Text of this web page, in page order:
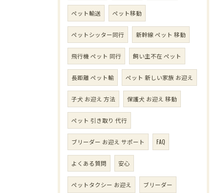
ペット輸送 ペット移動
ペットシッター同行 新幹線 ペット 移動
飛行機 ペット 同行 飼い主不在 ペット
長距離 ペット輸 ペット 新しい家族 お迎え
子犬 お迎え 方法 保護犬 お迎え 移動
ペット 引き取り 代行
ブリーダー お迎え サポート FAQ
よくある質問 安心
ペットタクシー お迎え ブリーダー